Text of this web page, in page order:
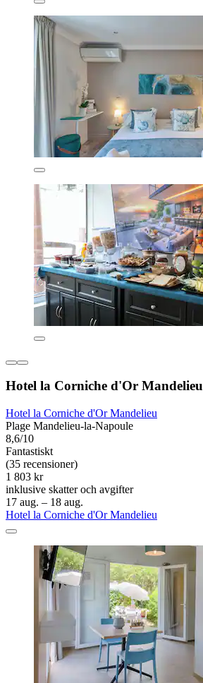
Hotel la Corniche d'Or Mandelieu
Hotel la Corniche d'Or Mandelieu
Plage Mandelieu-la-Napoule
8,6/10
Fantastiskt
(35 recensioner)
1 803 kr
inklusive skatter och avgifter
17 aug. – 18 aug.
Hotel la Corniche d'Or Mandelieu